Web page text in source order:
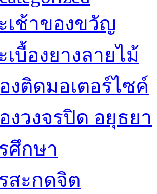
เช้าของขวัญ
เบื้องยางลายไม้
งติดมอเตอร์ไซค์
งวงจรปิด อยุธยา
ศึกษา
สะกดจิต